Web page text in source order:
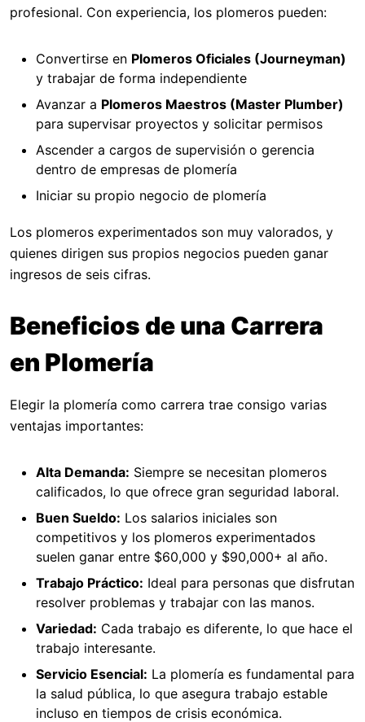
profesional. Con experiencia, los plomeros pueden:
Convertirse en Plomeros Oficiales (Journeyman)
y trabajar de forma independiente
Avanzar a Plomeros Maestros (Master Plumber)
para supervisar proyectos y solicitar permisos
Ascender a cargos de supervisión o gerencia
dentro de empresas de plomería
Iniciar su propio negocio de plomería
Los plomeros experimentados son muy valorados, y
quienes dirigen sus propios negocios pueden ganar
ingresos de seis cifras.
Beneficios de una Carrera
en Plomería
Elegir la plomería como carrera trae consigo varias
ventajas importantes:
Alta Demanda: Siempre se necesitan plomeros
calificados, lo que ofrece gran seguridad laboral.
Buen Sueldo: Los salarios iniciales son
competitivos y los plomeros experimentados
suelen ganar entre $60,000 y $90,000+ al año.
Trabajo Práctico: Ideal para personas que disfrutan
resolver problemas y trabajar con las manos.
Variedad: Cada trabajo es diferente, lo que hace el
trabajo interesante.
Servicio Esencial: La plomería es fundamental para
la salud pública, lo que asegura trabajo estable
incluso en tiempos de crisis económica.